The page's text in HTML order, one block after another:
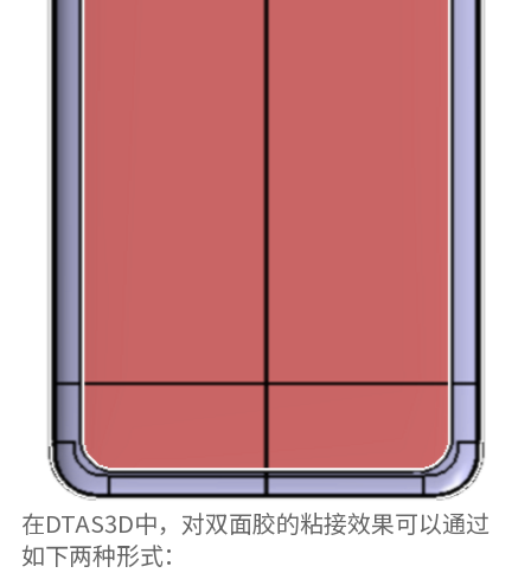
在DTAS3D中，对双面胶的粘接效果可以通过
如下两种形式：